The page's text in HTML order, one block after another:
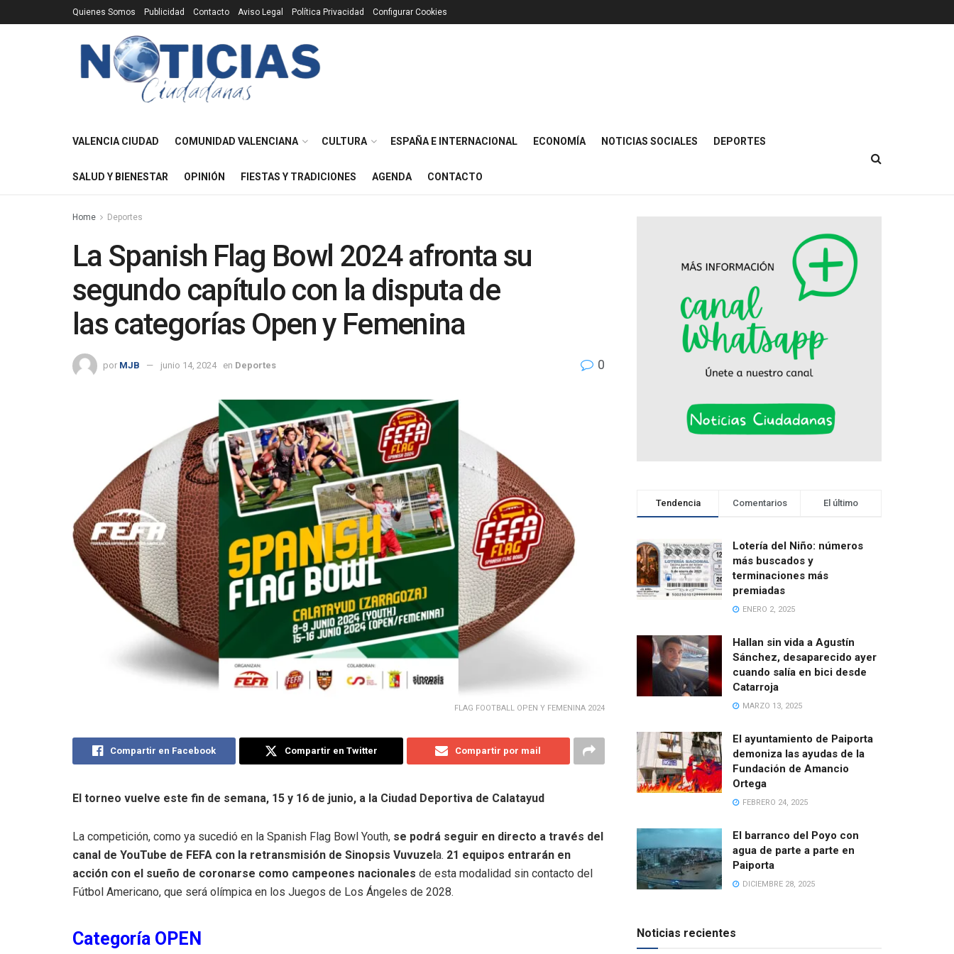
Quienes Somos Publicidad Contacto Aviso Legal Política Privacidad Configurar Cookies
VALENCIA CIUDAD COMUNIDAD VALENCIANA CULTURA ESPAÑA E INTERNACIONAL ECONOMÍA NOTICIAS SOCIALES DEPORTES
SALUD Y BIENESTAR OPINIÓN FIESTAS Y TRADICIONES AGENDA CONTACTO
Home Deportes
La Spanish Flag Bowl 2024 afronta su
segundo capítulo con la disputa de
las categorías Open y Femenina
por MJB junio 14, 2024 en Deportes 0
FLAG FOOTBALL OPEN Y FEMENINA 2024
Compartir en Facebook Compartir en Twitter Compartir por mail
El torneo vuelve este fin de semana, 15 y 16 de junio, a la Ciudad Deportiva de Calatayud
La competición, como ya sucedió en la Spanish Flag Bowl Youth, se podrá seguir en directo a través del
canal de YouTube de FEFA con la retransmisión de Sinopsis Vuvuzel a. 21 equipos entrarán en
acción con el sueño de coronarse como campeones nacionales de esta modalidad sin contacto del
Fútbol Americano, que será olímpica en los Juegos de Los Ángeles de 2028.
Categoría OPEN
Tendencia Comentarios El último
Lotería del Niño: números
más buscados y
terminaciones más
premiadas
ENERO 2, 2025
Hallan sin vida a Agustín
Sánchez, desaparecido ayer
cuando salía en bici desde
Catarroja
MARZO 13, 2025
El ayuntamiento de Paiporta
demoniza las ayudas de la
Fundación de Amancio
Ortega
FEBRERO 24, 2025
El barranco del Poyo con
agua de parte a parte en
Paiporta
DICIEMBRE 28, 2025
Noticias recientes